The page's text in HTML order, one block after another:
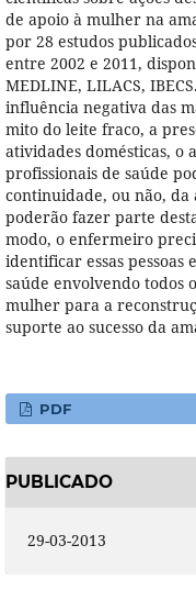
de apoio à mulher na
por 28 estudos
entre 2002 e 2011,
MEDLINE, LILACS,
influência negativa das
mito do leite fraco, a
atividades domésticas, o
profissionais de saúde
continuidade, ou não, da
poderão fazer parte
modo, o enfermeiro
identificar essas pessoas
saúde envolvendo todos
mulher para a
suporte ao sucesso da
PDF
PUBLICADO
29-03-2013